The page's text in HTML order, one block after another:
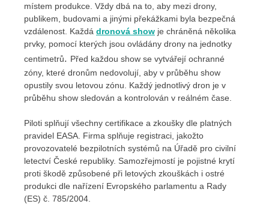
místem produkce. Vždy dbá na to, aby mezi drony,
publikem, budovami a jinými překážkami byla bezpečná
vzdálenost. Každá dronová show je chráněná několika
prvky, pomocí kterých jsou ovládány drony na jednotky
centimetrů. Před každou show se vytvářejí ochranné
zóny, které dronům nedovolují, aby v průběhu show
opustily svou letovou zónu. Každý jednotlivý dron je v
průběhu show sledován a kontrolován v reálném čase.
Piloti splňují všechny certifikace a zkoušky dle platných
pravidel EASA. Firma splňuje registraci, jakožto
provozovatelé bezpilotních systémů na Úřadě pro civilní
letectví České republiky. Samozřejmostí je pojistné krytí
proti škodě způsobené při letových zkouškách i ostré
produkci dle nařízení Evropského parlamentu a Rady
(ES) č. 785/2004.